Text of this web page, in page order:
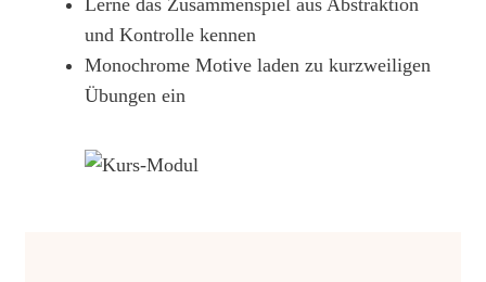
Lerne das Zusammenspiel aus Abstraktion
und Kontrolle kennen
Monochrome Motive laden zu kurzweiligen
Übungen ein